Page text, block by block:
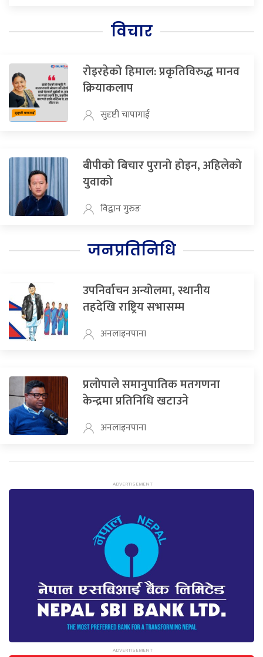
विचार
रोइरहेको हिमाल: प्रकृतिविरुद्ध मानव
क्रियाकलाप
सुदृष्टी चापागाई
बीपीको बिचार पुरानो होइन, अहिलेको
युवाको
विद्वान गुरुङ
जनप्रतिनिधि
उपनिर्वाचन अन्योलमा, स्थानीय
तहदेखि राष्ट्रिय सभासम्म
अनलाइनपाना
प्रलोपाले समानुपातिक मतगणना
केन्द्रमा प्रतिनिधि खटाउने
अनलाइनपाना